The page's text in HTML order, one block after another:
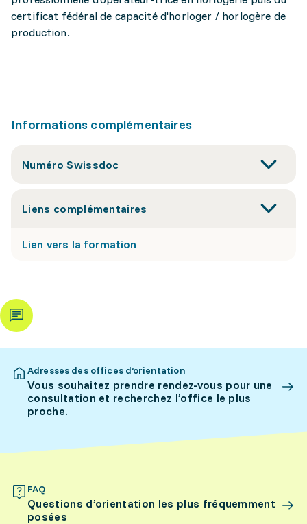
certificat fédéral de capacité d'horloger / horlogère de
production.
Informations complémentaires
Numéro Swissdoc
Liens complémentaires
Lien vers la formation
Adresses des offices d’orientation
Vous souhaitez prendre rendez-vous pour une
consultation et recherchez l’office le plus
proche.
FAQ
Questions d’orientation les plus fréquemment
posées